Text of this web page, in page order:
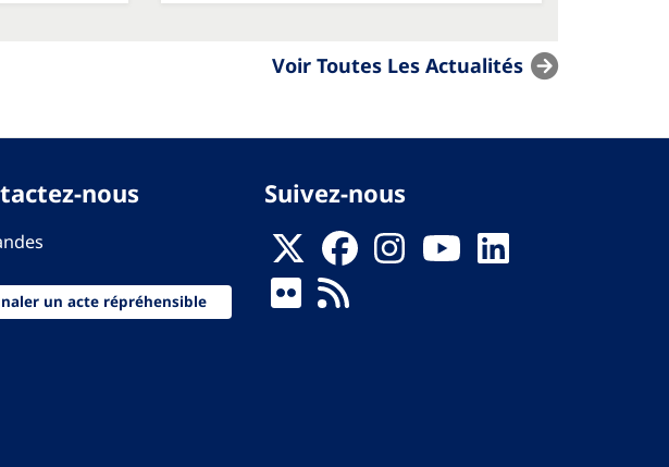
Voir Toutes Les Actualités
nous
un acte répréhensible
Suivez-nous